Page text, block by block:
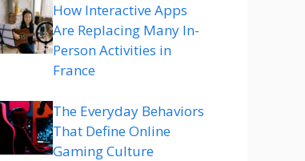
How Interactive Apps
Are Replacing Many In-
Person Activities in
France
The Everyday Behaviors
That Define Online
Gaming Culture